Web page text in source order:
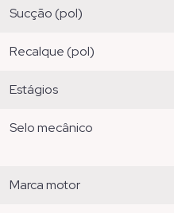
sucção (pol)
recalque (pol)
estágios
selo mecânico
marca motor